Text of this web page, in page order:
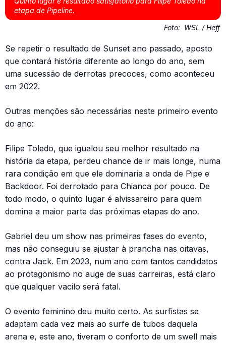
etapa de Pipeline.
Foto: WSL / Heff
Se repetir o resultado de Sunset ano passado, aposto
que contará história diferente ao longo do ano, sem
uma sucessão de derrotas precoces, como aconteceu
em 2022.
Outras menções são necessárias neste primeiro evento
do ano:
Filipe Toledo, que igualou seu melhor resultado na
história da etapa, perdeu chance de ir mais longe, numa
rara condição em que ele dominaria a onda de Pipe e
Backdoor. Foi derrotado para Chianca por pouco. De
todo modo, o quinto lugar é alvissareiro para quem
domina a maior parte das próximas etapas do ano.
Gabriel deu um show nas primeiras fases do evento,
mas não conseguiu se ajustar à prancha nas oitavas,
contra Jack. Em 2023, num ano com tantos candidatos
ao protagonismo no auge de suas carreiras, está claro
que qualquer vacilo será fatal.
O evento feminino deu muito certo. As surfistas se
adaptam cada vez mais ao surfe de tubos daquela
arena e, este ano, tiveram o conforto de um swell mais